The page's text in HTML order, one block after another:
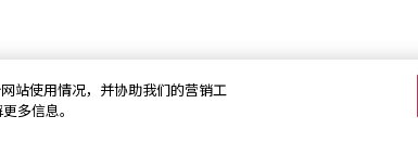
站使用情况，并协助我们的营销工
多信息。